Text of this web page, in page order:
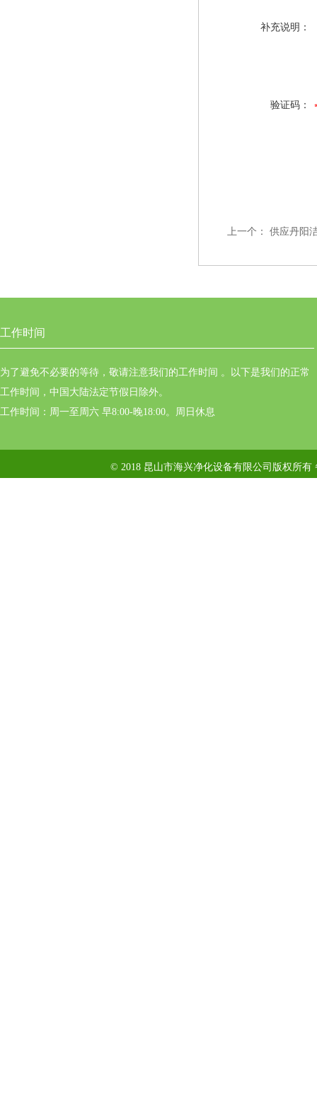
补充说明：
验证码：
上一个： 供应丹阳
工作时间
为了避免不必要的等待，敬请注意我们的工作时间 。以下是我们的正常
工作时间，中国大陆法定节假日除外。
工作时间：周一至周六 早8:00-晚18:00。周日休息
© 2018 昆山市海兴净化设备有限公司版权所有